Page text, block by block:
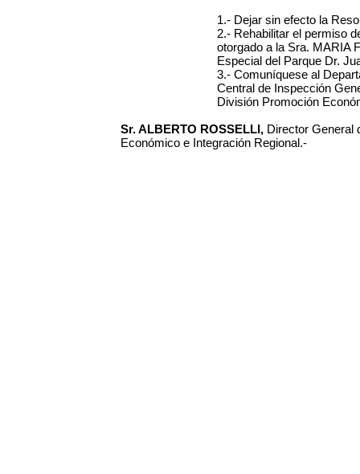
1.- Dejar sin efecto la
2.- Rehabilitar el permiso
otorgado a la Sra. MARIA
Especial del Parque Dr.
3.- Comuníquese al
Central de Inspección
División Promoción
Sr. ALBERTO ROSSELLI, Director General
Económico e Integración Regional.-